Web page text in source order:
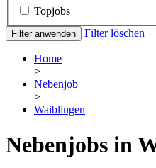
Topjobs
Filter anwenden Filter löschen
Home
>
Nebenjob
>
Waiblingen
Nebenjobs in